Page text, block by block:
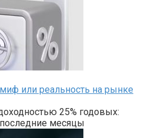
или реальность на рынке
25% годовых:
месяцы